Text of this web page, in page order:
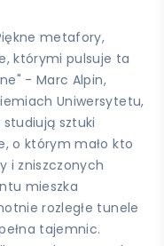
metafory,
którymi pulsuje ta
- Marc Alpin,
Uniwersytetu,
sztuki
o którym mało kto
i zniszczonych
mieszka
rozległe tunele
tajemnic.